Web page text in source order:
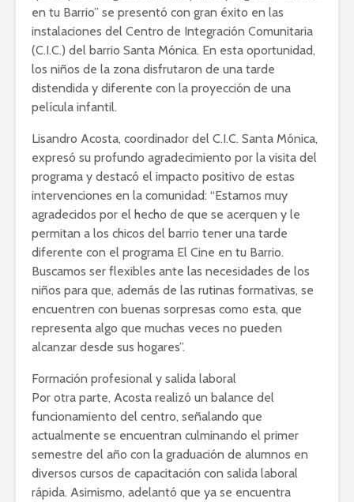
en tu Barrio” se presentó con gran éxito en las
instalaciones del Centro de Integración Comunitaria
(C.I.C.) del barrio Santa Mónica. En esta oportunidad,
los niños de la zona disfrutaron de una tarde
distendida y diferente con la proyección de una
película infantil.
Lisandro Acosta, coordinador del C.I.C. Santa Mónica,
expresó su profundo agradecimiento por la visita del
programa y destacó el impacto positivo de estas
intervenciones en la comunidad: “Estamos muy
agradecidos por el hecho de que se acerquen y le
permitan a los chicos del barrio tener una tarde
diferente con el programa El Cine en tu Barrio.
Buscamos ser flexibles ante las necesidades de los
niños para que, además de las rutinas formativas, se
encuentren con buenas sorpresas como esta, que
representa algo que muchas veces no pueden
alcanzar desde sus hogares”.
Formación profesional y salida laboral
Por otra parte, Acosta realizó un balance del
funcionamiento del centro, señalando que
actualmente se encuentran culminando el primer
semestre del año con la graduación de alumnos en
diversos cursos de capacitación con salida laboral
rápida. Asimismo, adelantó que ya se encuentra